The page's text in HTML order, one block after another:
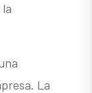
La